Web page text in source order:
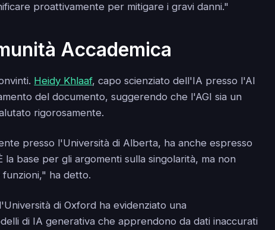
proattivamente per mitigare i gravi danni."
Accademica
Heidy Khlaaf, capo scienziato dell'IA presso l'AI
del documento, suggerendo che l'AGI sia un
rigorosamente.
presso l'Università di Alberta, ha anche espresso
base per gli argomenti sulla singolarità, ma non
ha detto.
di Oxford ha evidenziato una
di IA generativa che apprendono da dati inaccurati